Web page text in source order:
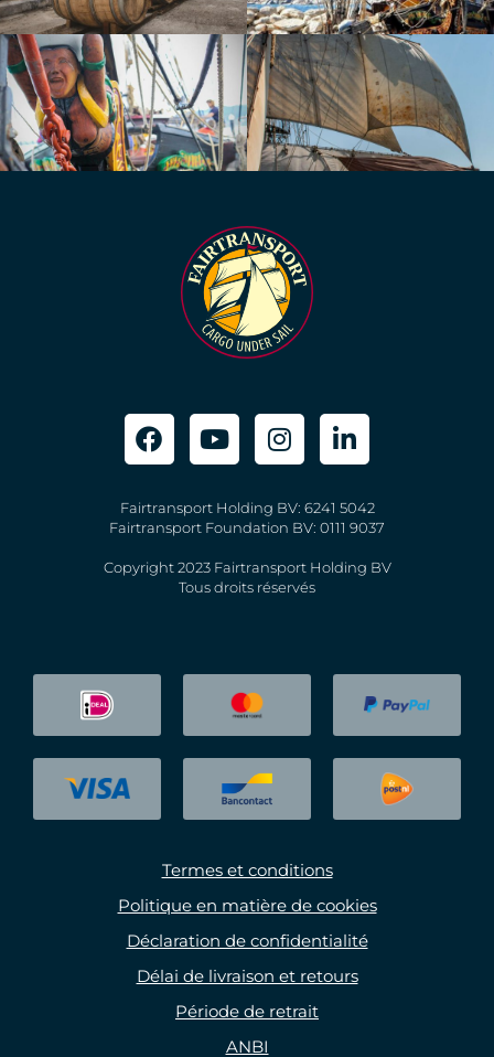
Fairtransport Holding BV: 6241 5042
Fairtransport Foundation BV: 0111 9037
Copyright 2023 Fairtransport Holding BV
Tous droits réservés
Termes et conditions
Politique en matière de cookies
Déclaration de confidentialité
Délai de livraison et retours
Période de retrait
ANBI